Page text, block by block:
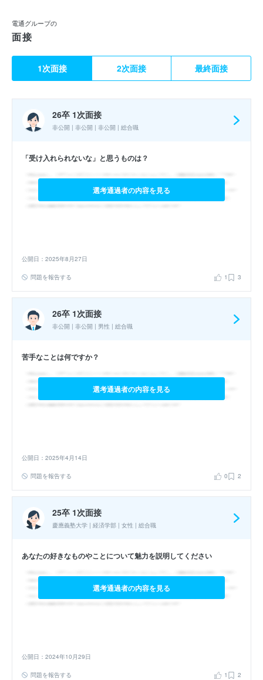
電通グループの
面接
1次面接 2次面接 最終面接
26卒 1次面接
非公開 | 非公開 | 非公開 | 総合職
「受け入れられないな」と思うものは？
選考通過者の内容を見る
公開日：2025年8月27日
問題を報告する 1 3
26卒 1次面接
非公開 | 非公開 | 男性 | 総合職
苦手なことは何ですか？
選考通過者の内容を見る
公開日：2025年4月14日
問題を報告する 0 2
25卒 1次面接
慶應義塾大学 | 経済学部 | 女性 | 総合職
あなたの好きなものやことについて魅力を説明してください
選考通過者の内容を見る
公開日：2024年10月29日
問題を報告する 1 2